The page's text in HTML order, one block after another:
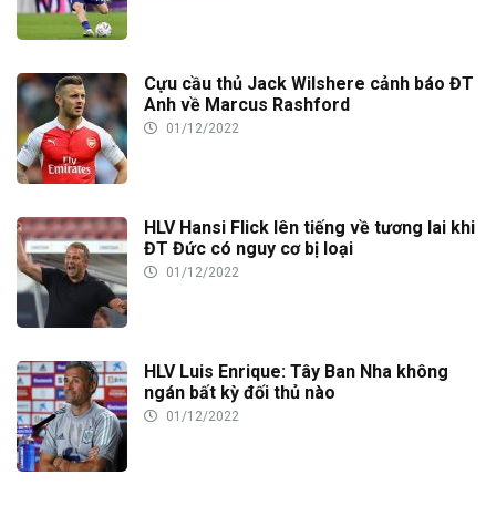
Cựu cầu thủ Jack Wilshere cảnh báo ĐT
Anh về Marcus Rashford
01/12/2022
HLV Hansi Flick lên tiếng về tương lai khi
ĐT Đức có nguy cơ bị loại
01/12/2022
HLV Luis Enrique: Tây Ban Nha không
ngán bất kỳ đối thủ nào
01/12/2022